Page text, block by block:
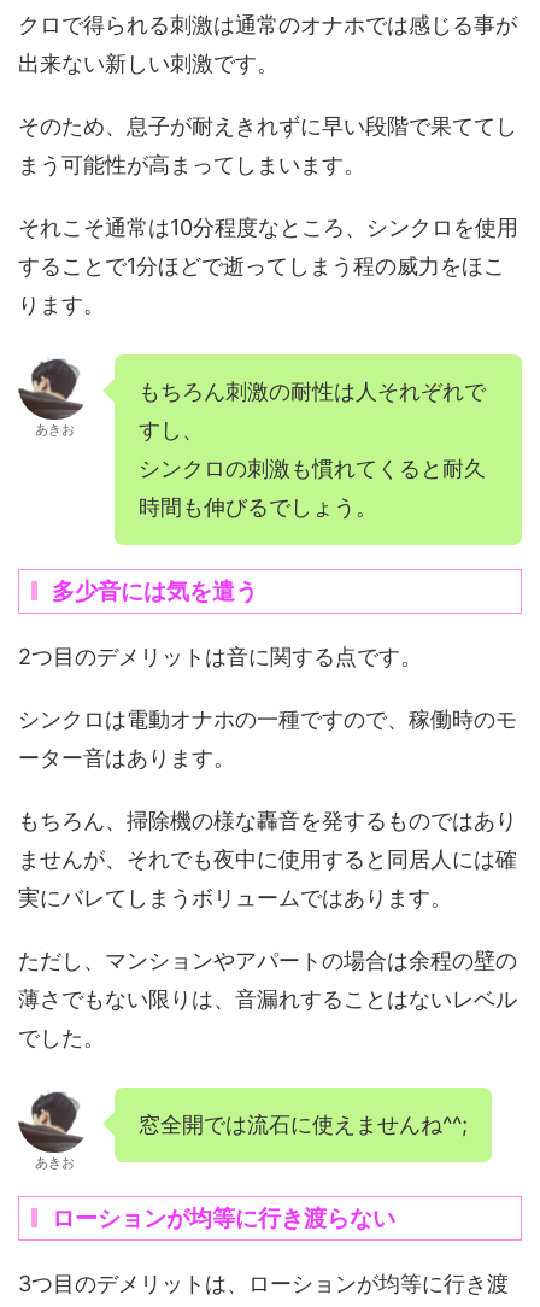
クロで得られる刺激は通常のオナホでは感じる事が
出来ない新しい刺激です。
そのため、息子が耐えきれずに早い段階で果ててし
まう可能性が高まってしまいます。
それこそ通常は10分程度なところ、シンクロを使用
することで1分ほどで逝ってしまう程の威力をほこ
ります。
あきお
もちろん刺激の耐性は人それぞれで
すし、
シンクロの刺激も慣れてくると耐久
時間も伸びるでしょう。
多少音には気を遣う
2つ目のデメリットは音に関する点です。
シンクロは電動オナホの一種ですので、稼働時のモ
ーター音はあります。
もちろん、掃除機の様な轟音を発するものではあり
ませんが、それでも夜中に使用すると同居人には確
実にバレてしまうボリュームではあります。
ただし、マンションやアパートの場合は余程の壁の
薄さでもない限りは、音漏れすることはないレベル
でした。
あきお
窓全開では流石に使えませんね^^;
ローションが均等に行き渡らない
3つ目のデメリットは、ローションが均等に行き渡